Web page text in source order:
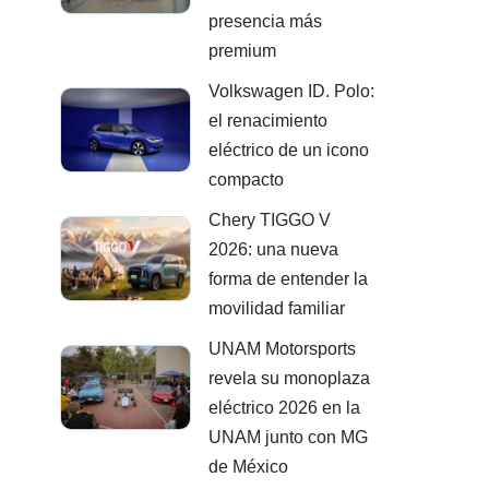
presencia más
premium
Volkswagen ID. Polo:
el renacimiento
eléctrico de un icono
compacto
Chery TIGGO V
2026: una nueva
forma de entender la
movilidad familiar
UNAM Motorsports
revela su monoplaza
eléctrico 2026 en la
UNAM junto con MG
de México